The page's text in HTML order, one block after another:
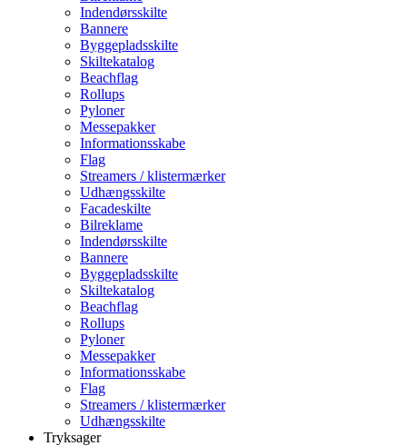
Indendørsskilte
Bannere
Byggepladsskilte
Skiltekatalog
Beachflag
Rollups
Pyloner
Messepakker
Informationsskabe
Flag
Streamers / klistermærker
Udhængsskilte
Facadeskilte
Bilreklame
Indendørsskilte
Bannere
Byggepladsskilte
Skiltekatalog
Beachflag
Rollups
Pyloner
Messepakker
Informationsskabe
Flag
Streamers / klistermærker
Udhængsskilte
Tryksager